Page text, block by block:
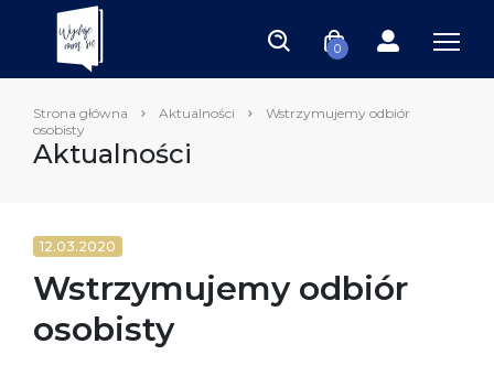
0
Strona główna Aktualności
Wstrzymujemy odbiór
osobisty
Aktualności
12.03.2020
Wstrzymujemy odbiór
osobisty